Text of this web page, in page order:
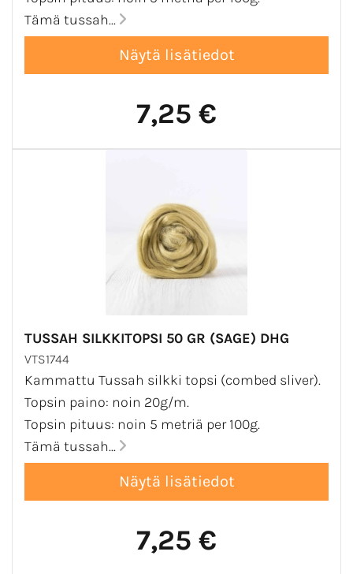
Tämä tussah...
7,25 €
TUSSAH SILKKITOPSI 50 GR (SAGE) DHG
VTS1744
Kammattu Tussah silkki topsi (combed sliver).
Topsin paino: noin 20g/m.
Topsin pituus: noin 5 metriä per 100g.
Tämä tussah...
7,25 €